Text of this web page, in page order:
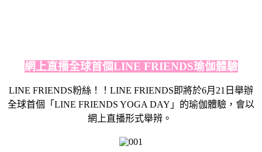
網上直播全球首個LINE FRIENDS瑜伽體驗
LINE FRIENDS粉絲！！LINE FRIENDS即將於6月21日舉辦
全球首個「LINE FRIENDS YOGA DAY」的瑜伽體驗，會以
網上直播形式舉辨。